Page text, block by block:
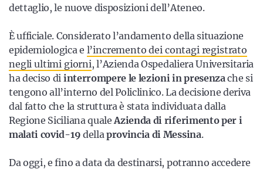
dettaglio, le nuove disposizioni dell’Ateneo.
È ufficiale. Considerato l’andamento della situazione
epidemiologica e l’incremento dei contagi registrato
negli ultimi giorni, l’Azienda Ospedaliera Universitaria
ha deciso di interrompere le lezioni in presenzache si
tengono all’interno del Policlinico. La decisione deriva
dal fatto che la struttura è stata individuata dalla
Regione Siciliana qualeAzienda di riferimento per i
malati covid-19 dellaprovincia di Messina.
Da oggi, e fino a data da destinarsi, potranno accedere